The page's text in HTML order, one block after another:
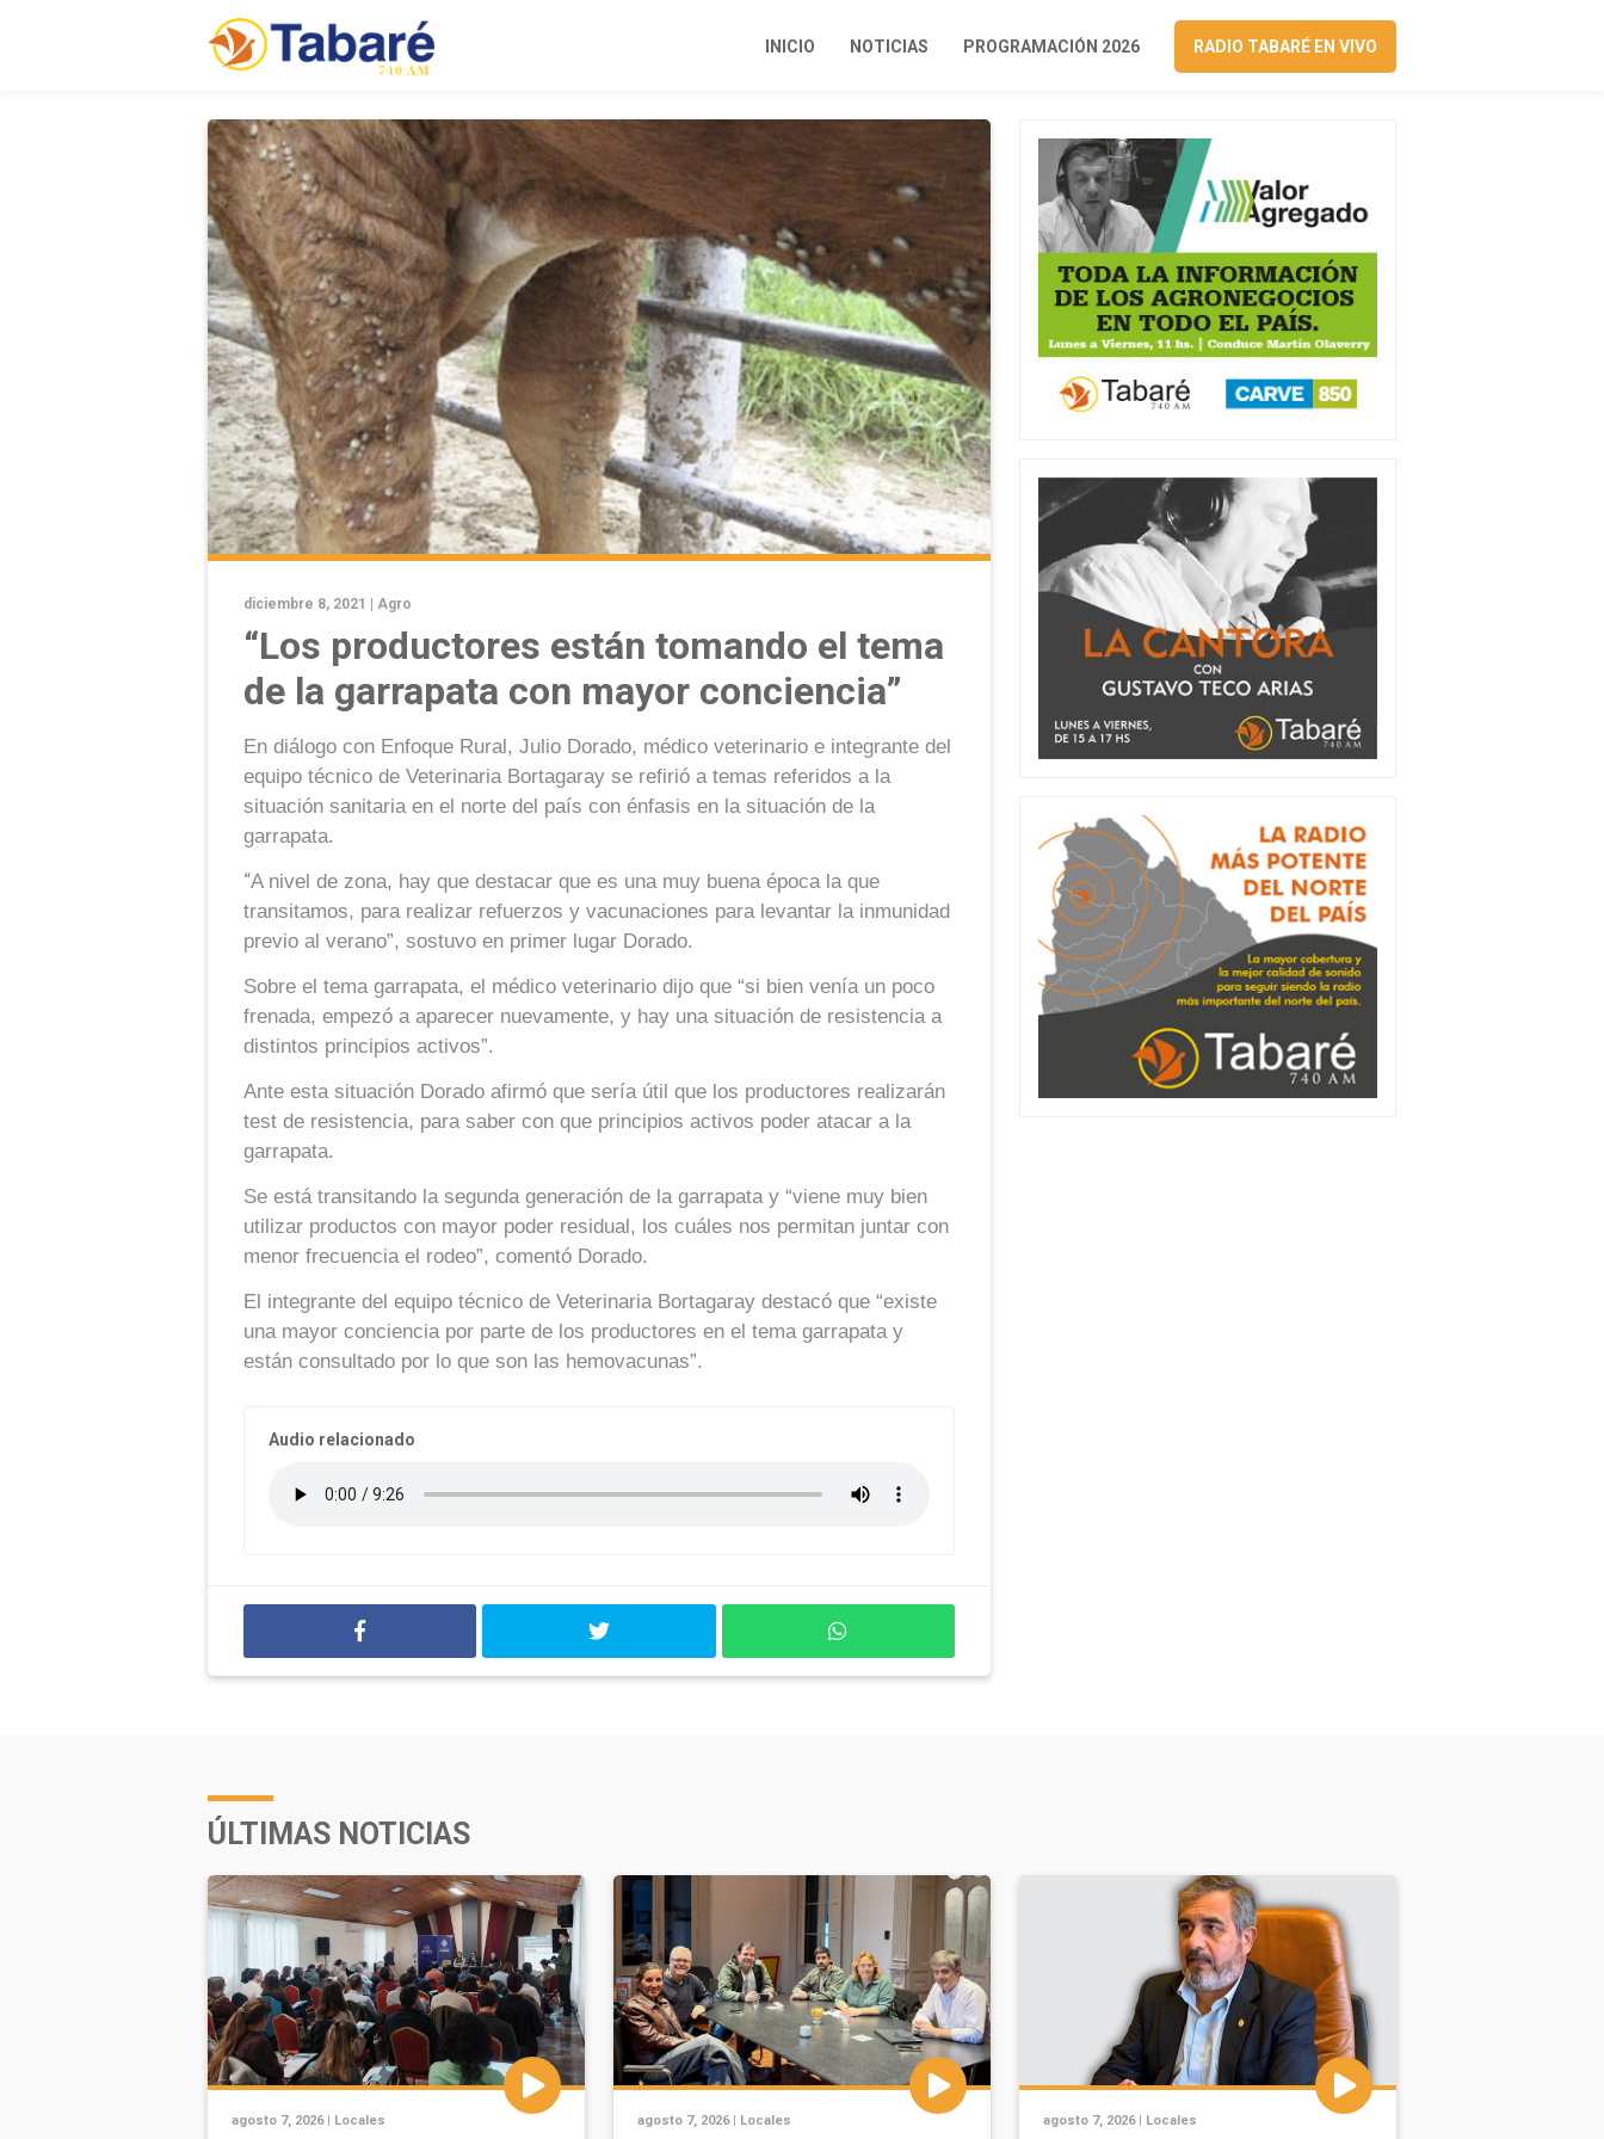
INICIO NOTICIAS PROGRAMACIÓN 2026 RADIO TABARÉ EN VIVO
diciembre 8, 2021 | Agro
“Los productores están tomando el tema
de la garrapata con mayor conciencia”
En diálogo con Enfoque Rural, Julio Dorado, médico veterinario e integrante del
equipo técnico de Veterinaria Bortagaray se refirió a temas referidos a la
situación sanitaria en el norte del país con énfasis en la situación de la
garrapata.
“A nivel de zona, hay que destacar que es una muy buena época la que
transitamos, para realizar refuerzos y vacunaciones para levantar la inmunidad
previo al verano”, sostuvo en primer lugar Dorado.
Sobre el tema garrapata, el médico veterinario dijo que “si bien venía un poco
frenada, empezó a aparecer nuevamente, y hay una situación de resistencia a
distintos principios activos”.
Ante esta situación Dorado afirmó que sería útil que los productores realizarán
test de resistencia, para saber con que principios activos poder atacar a la
garrapata.
Se está transitando la segunda generación de la garrapata y “viene muy bien
utilizar productos con mayor poder residual, los cuáles nos permitan juntar con
menor frecuencia el rodeo”, comentó Dorado.
El integrante del equipo técnico de Veterinaria Bortagaray destacó que “existe
una mayor conciencia por parte de los productores en el tema garrapata y
están consultado por lo que son las hemovacunas”.
Audio relacionado
ÚLTIMAS NOTICIAS
agosto 7, 2026 | Locales agosto 7, 2026 | Locales agosto 7, 2026 | Locales